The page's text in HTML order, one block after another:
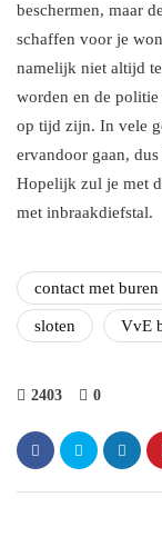
beschermen, maar
schaffen voor je
namelijk niet altijd
worden en de
op tijd zijn. In vele
ervandoor gaan,
Hopelijk zul je met
met inbraakdiefstal.
contact met buren
sloten VvE
2403 0